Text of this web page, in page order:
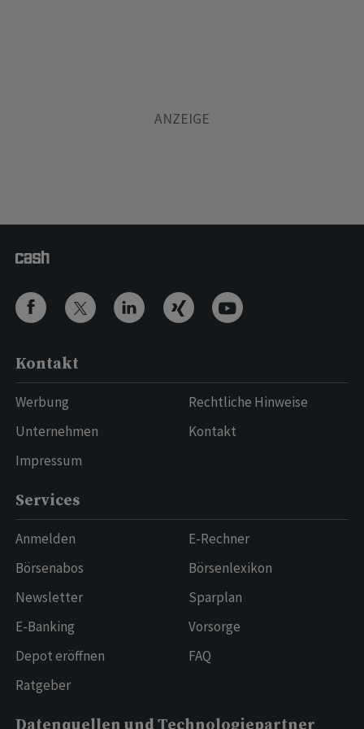
Kontakt
Werbung
Unternehmen
Impressum
Rechtliche Hinweise
Kontakt
Services
Anmelden
Börsenabos
Newsletter
E-Banking
Depot eröffnen
Ratgeber
E-Rechner
Börsenlexikon
Sparplan
Vorsorge
FAQ